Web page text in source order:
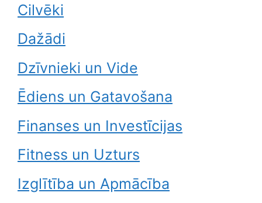
Cilvēki
Dažādi
Dzīvnieki un Vide
Ēdiens un Gatavošana
Finanses un Investīcijas
Fitness un Uzturs
Izglītība un Apmācība